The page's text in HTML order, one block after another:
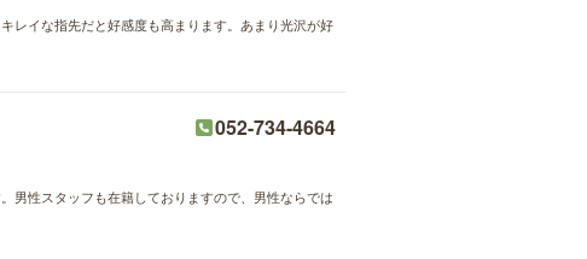
レイな指先だと好感度も高まります。あまり光沢が好
052-734-4664
男性スタッフも在籍しておりますので、男性ならでは